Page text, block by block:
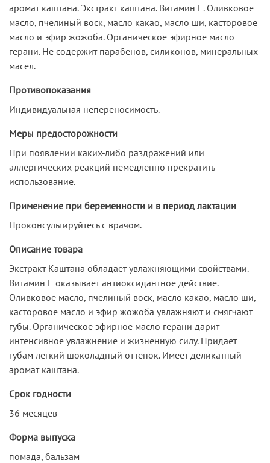
аромат каштана. Экстракт каштана. Витамин Е. Оливковое
масло, пчелиный воск, масло какао, масло ши, касторовое
масло и эфир жожоба. Органическое эфирное масло
герани. Не содержит парабенов, силиконов, минеральных
масел.
Противопоказания
Индивидуальная непереносимость.
Меры предосторожности
При появлении каких-либо раздражений или
аллергических реакций немедленно прекратить
использование.
Применение при беременности и в период лактации
Проконсультируйтесь с врачом.
Описание товара
Экстракт Каштана обладает увлажняющими свойствами.
Витамин Е оказывает антиоксидантное действие.
Оливковое масло, пчелиный воск, масло какао, масло ши,
касторовое масло и эфир жожоба увлажняют и смягчают
губы. Органическое эфирное масло герани дарит
интенсивное увлажнение и жизненную силу. Придает
губам легкий шоколадный оттенок. Имеет деликатный
аромат каштана.
Срок годности
36 месяцев
Форма выпуска
помада, бальзам